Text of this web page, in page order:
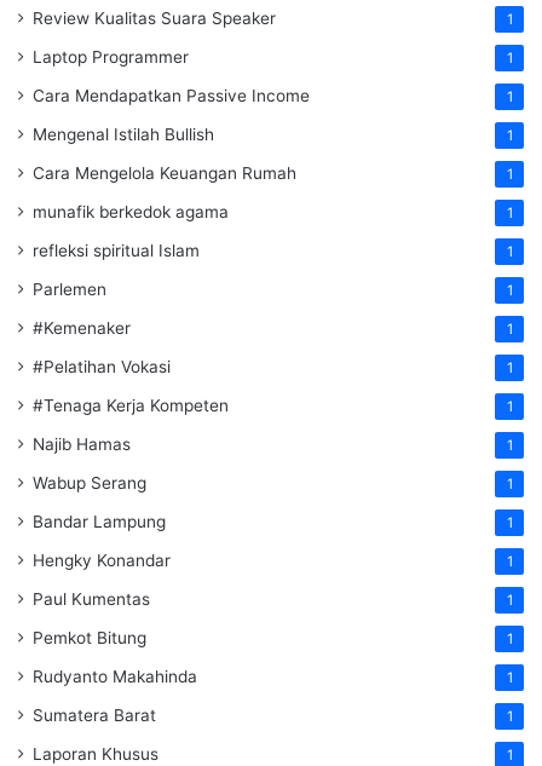
Review Kualitas Suara Speaker 1
Laptop Programmer 1
Cara Mendapatkan Passive Income 1
Mengenal Istilah Bullish 1
Cara Mengelola Keuangan Rumah 1
munafik berkedok agama 1
refleksi spiritual Islam 1
Parlemen 1
#Kemenaker 1
#Pelatihan Vokasi 1
#Tenaga Kerja Kompeten 1
Najib Hamas 1
Wabup Serang 1
Bandar Lampung 1
Hengky Konandar 1
Paul Kumentas 1
Pemkot Bitung 1
Rudyanto Makahinda 1
Sumatera Barat 1
Laporan Khusus 1